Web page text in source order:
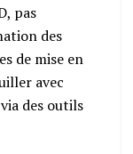
pas
des
de mise en
avec
des outils